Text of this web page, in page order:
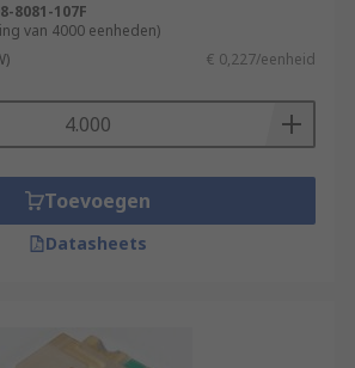
8081-107F
van 4000 eenheden)
€ 0,227/eenheid
Toevoegen
Datasheets